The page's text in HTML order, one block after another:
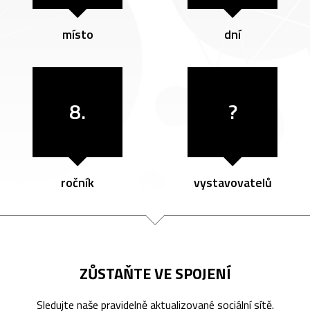
místo dní
8.
ročník
?
vystavovatelů
ZŮSTAŇTE VE SPOJENÍ
Sledujte naše pravidelně aktualizované sociální sítě.